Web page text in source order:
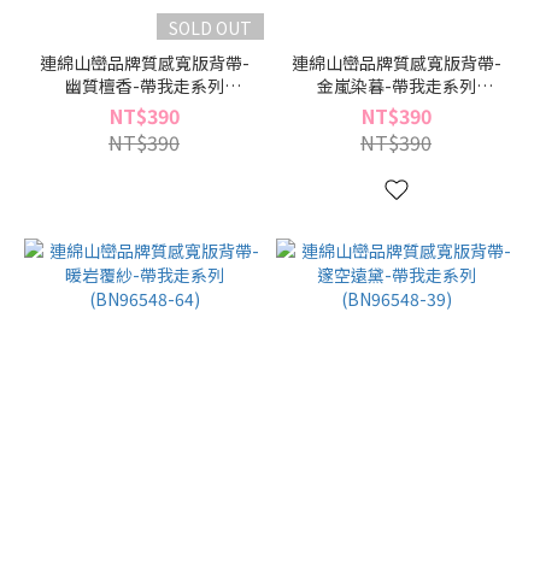
SOLD OUT
連綿山巒品牌質感寬版背帶-
幽質檀香-帶我走系列
(BN96548-70)
NT$390
NT$390
連綿山巒品牌質感寬版背帶-
金嵐染暮-帶我走系列
(BN96548-69)
NT$390
NT$390